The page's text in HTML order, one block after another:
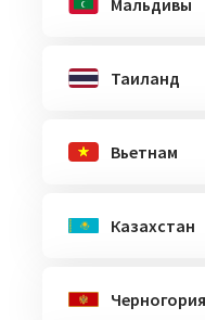
Мальдивы
Таиланд
Вьетнам
Казахстан
Черногория